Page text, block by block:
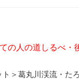
の人の道しるべ
＞葛丸川渓流・た